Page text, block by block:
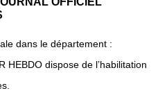
dans le département :
HEBDO dispose de l’habilitation